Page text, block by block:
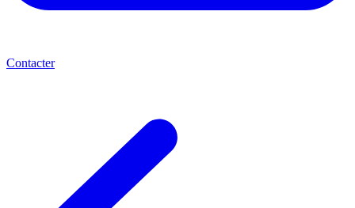
Contacter